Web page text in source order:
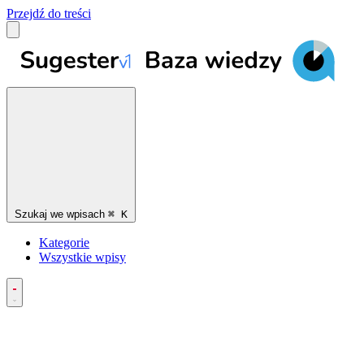
Przejdź do treści
Szukaj we wpisach ⌘ K
Kategorie
Wszystkie wpisy